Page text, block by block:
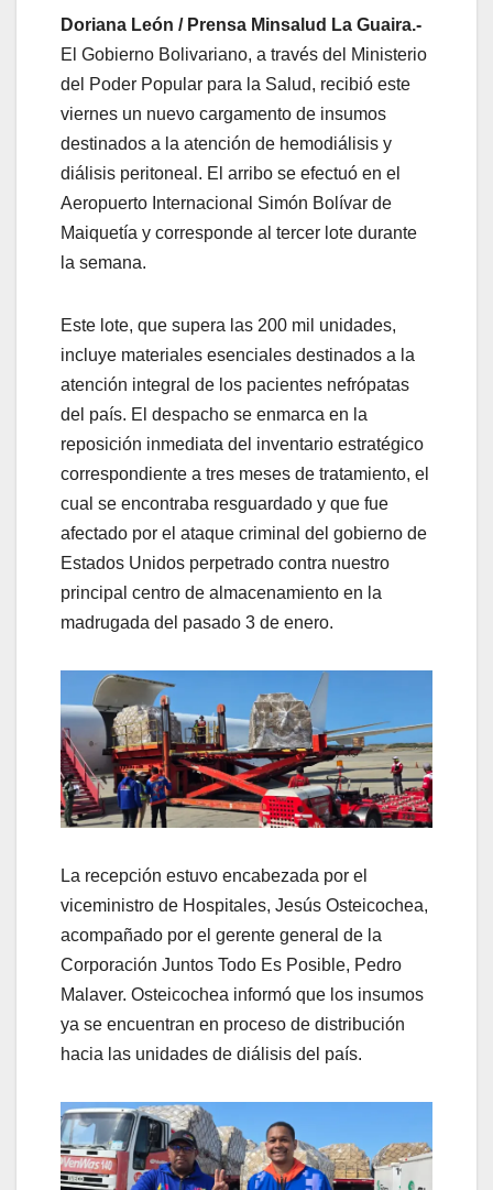
Doriana León / Prensa Minsalud La Guaira.-
El Gobierno Bolivariano, a través del Ministerio
del Poder Popular para la Salud, recibió este
viernes un nuevo cargamento de insumos
destinados a la atención de hemodiálisis y
diálisis peritoneal. El arribo se efectuó en el
Aeropuerto Internacional Simón Bolívar de
Maiquetía y corresponde al tercer lote durante
la semana.
Este lote, que supera las 200 mil unidades,
incluye materiales esenciales destinados a la
atención integral de los pacientes nefrópatas
del país. El despacho se enmarca en la
reposición inmediata del inventario estratégico
correspondiente a tres meses de tratamiento, el
cual se encontraba resguardado y que fue
afectado por el ataque criminal del gobierno de
Estados Unidos perpetrado contra nuestro
principal centro de almacenamiento en la
madrugada del pasado 3 de enero.
La recepción estuvo encabezada por el
viceministro de Hospitales, Jesús Osteicochea,
acompañado por el gerente general de la
Corporación Juntos Todo Es Posible, Pedro
Malaver. Osteicochea informó que los insumos
ya se encuentran en proceso de distribución
hacia las unidades de diálisis del país.